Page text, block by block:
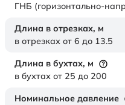
ГНБ (горизонтально-
Длина в отрезках, м
в отрезках от 6 до 13.5
Длина в бухтах, м
в бухтах от 25 до 200
Номинальное давление